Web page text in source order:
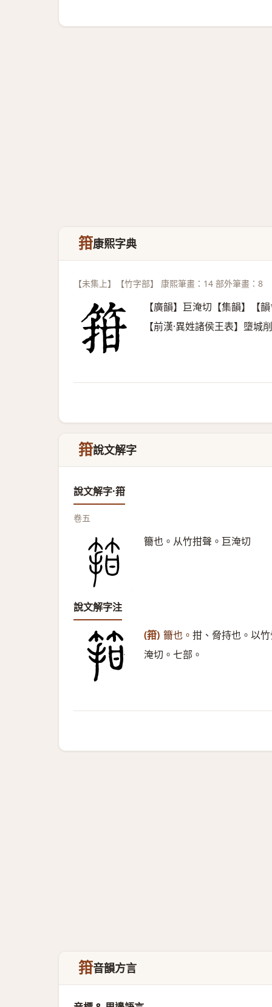
箝康熙字典
【未集上】【竹字部】 康熙筆畫：14 部外筆畫：8
【廣韻】巨淹切【集韻】【
【前漢·異姓諸侯王表】墮
箝說文解字
說文解字·箝
卷五
籋也。从竹拑聲。巨淹切
說文解字注
(箝) 籋也。 拑、脅持也。以
淹切。七部。
箝音韻方言